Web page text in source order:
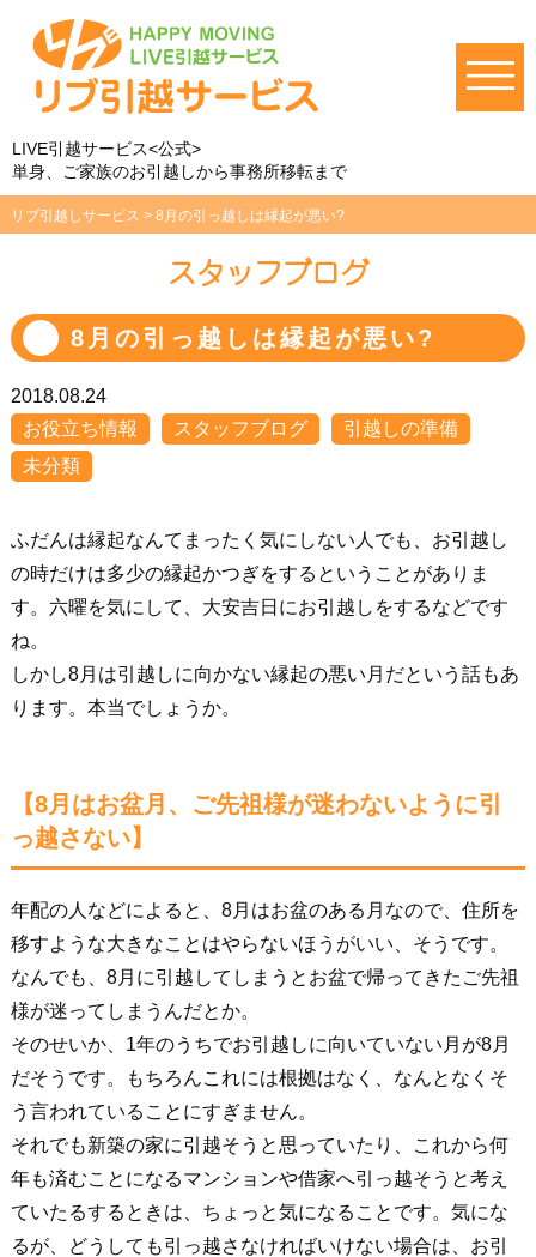
LIVE引越サービス<公式>
単身、ご家族のお引越しから事務所移転まで
リブ引越しサービス > 8月の引っ越しは縁起が悪い?
スタッフブログ
8月の引っ越しは縁起が悪い?
2018.08.24
お役立ち情報
スタッフブログ
引越しの準備
未分類
ふだんは縁起なんてまったく気にしない人でも、お引越し
の時だけは多少の縁起かつぎをするということがありま
す。六曜を気にして、大安吉日にお引越しをするなどです
ね。
しかし8月は引越しに向かない縁起の悪い月だという話もあ
ります。本当でしょうか。
【8月はお盆月、ご先祖様が迷わないように引
っ越さない】
年配の人などによると、8月はお盆のある月なので、住所を
移すような大きなことはやらないほうがいい、そうです。
なんでも、8月に引越してしまうとお盆で帰ってきたご先祖
様が迷ってしまうんだとか。
そのせいか、1年のうちでお引越しに向いていない月が8月
だそうです。もちろんこれには根拠はなく、なんとなくそ
う言われていることにすぎません。
それでも新築の家に引越そうと思っていたり、これから何
年も済むことになるマンションや借家へ引っ越そうと考え
ていたるするときは、ちょっと気になることです。気にな
るが、どうしても引っ越さなければいけない場合は、お引